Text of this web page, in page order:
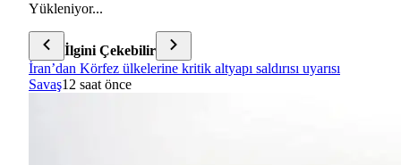
Yükleniyor...
İlgini Çekebilir
İran’dan Körfez ülkelerine kritik altyapı saldırısı uyarısı
Savaş12 saat önce